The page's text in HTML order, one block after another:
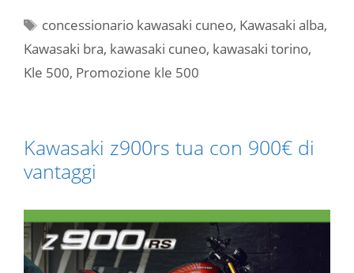
Tag
concessionario kawasaki cuneo, Kawasaki alba,
Kawasaki bra, kawasaki cuneo, kawasaki torino,
Kle 500, Promozione kle 500
Kawasaki z900rs tua con 900€ di
vantaggi